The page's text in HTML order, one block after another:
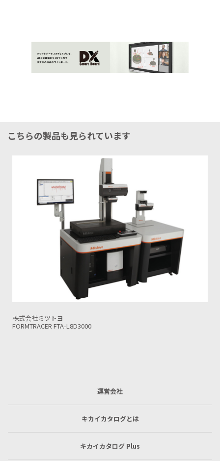
こちらの製品も見られています
株式会社ミツトヨ
FORMTRACER FTA-H8D4000
運営会社
キカイカタログとは
キカイカタログ Plus